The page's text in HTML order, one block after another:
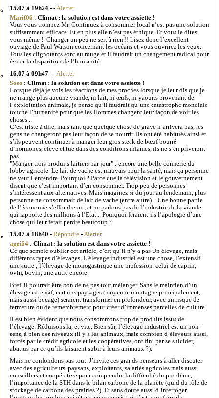
15.07 à 19h24 - - Alerter
Marif06 : Climat : la solution est dans votre assiette !
Vous vous trompez Mr. Continuez à consommer local n’est pas une solution
suffisamment efficace. Et en plus elle n’est pas éthique. Et vous le dites
vous même !! Changer un peu ne sert à rien !! Lisez donc l’excellent
ouvrage de Paul Watson concernant les océans et vous ouvrirez les yeux.
Tous les clignotants sont au rouge et il faudrait un changement radical pour
éviter la disparition de l’humanité
16.07 à 09h47 - - Alerter
Soso : Climat : la solution est dans votre assiette !
Lorsque déjà je vois les réactions de mes proches lorsque je leur dis que je
ne mange plus aucune viande, ni lait, ni œufs, ni yaourts provenant de
l’exploitation animale, je pense qu’il faudrait qu’une catastrophe mondiale
touche l’humanité pour que les Hommes changent leur façon de voir les
choses...
C’est triste à dire, mais tant que quelque chose de grave n’arrivera pas, les
gens ne changeront pas leur façon de se nourrir. Ils ont été habitués ainsi et
s’ils peuvent continuer à manger leur gros steak de bœuf bourré
d’hormones, élevé et tué dans des conditions infâmes, ils ne s’en priveront
pas.
"Manger trois produits laitiers par jour" : encore une belle connerie du
lobby agricole. Le lait de vache est mauvais pour la santé, mais ça personne
ne veut l’entendre. Pourquoi ? Parce que la télévision et le gouvernement
disent que c’est important d’en consommer. Trop peu de personnes
s’intéressent aux alternatives. Mais imaginez si du jour au lendemain, plus
personne ne consommait de lait de vache (entre autre)... Une bonne partie
de l’économie s’effondrerait, et ne parlons pas de l’industrie de la viande
qui rapporte des millions à l’Etat... Pourquoi feraient-ils l’apologie d’une
chose qui leur ferait perdre beaucoup ?
15.07 à 18h40 - Répondre - Alerter
agri64 : Climat : la solution est dans votre assiette !
Ce que semble oublier cet article, c’est qu’il n’y a pas Un élevage, mais
différents types d’élevages. L’élevage industriel est une chose, l’extensif
une autre ; l’élevage de monogastrique une profession, celui de caprin,
ovin, bovin, une autre encore.
Bref, il pourrait être bon de ne pas tout mélanger. Sans le maintien d’un
élevage extensif, certains paysages (moyenne montagne principalement,
mais aussi bocage) seraient transformer en profondeur, avec un risque de
fermeture ou de remembrement pour créer d’immenses parcelles de culture.
Il est bien évident que nous consommons trop de produits issus de
l’élevage. Réduisons la, et vite. Bien sûr, l’élevage industriel est un non-
sens, à bien des niveaux (il y a les animaux, mais combien d’éleveurs aussi,
forcés par le crédit agricole et les coopératives, ont fini par se suicider,
abattus par ce qu’ils faisaient subir à leurs animaux ?).
Mais ne confondons pas tout. J’invite ces grands penseurs à aller discuter
avec des agriculteurs, paysans, exploitants, salariés agricoles mais aussi
conseillers et coopérative pour comprendre la difficulté du problème,
l’importance de la STH dans le bilan carbone de la planète (quid du rôle de
stockage de carbone des prairies ?). Et sans doute aussi d’interroger